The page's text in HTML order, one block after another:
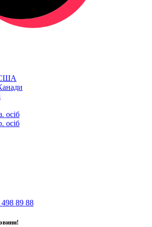
США
осіб
осіб
89 88